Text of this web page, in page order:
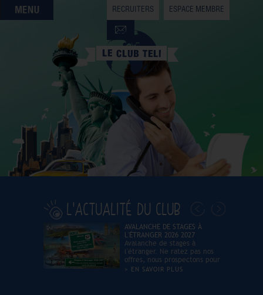
QUI SOMMES-NOUS
QUE CHERCHEZ-VOUS ?
NOS OFFRES PARTENAIRES
DEVENIR MEMBRE
RECRUITERS ESPACE MEMBRE
L'ACTUALITÉ DU CLUB
AVALANCHE DE STAGES À
L'ÉTRANGER 2026 2027
Avalanche de stages à
l'étranger. Ne ratez pas nos
offres, nous prospectons pour
vous dénicher les meilleures
EN SAVOIR PLUS